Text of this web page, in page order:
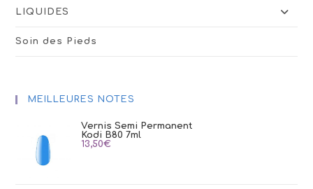
LIQUIDES
Soin des Pieds
MEILLEURES NOTES
Vernis Semi Permanent
Kodi B80 7ml
13,50€